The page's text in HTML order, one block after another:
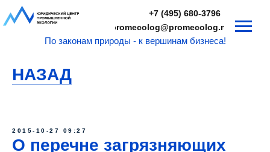
По законам природы - к вершинам бизнеса!
+7 (495) 680-3796
promecolog@promecolog.ru
НАЗАД
2015-10-27 09:27
О перечне загрязняющих